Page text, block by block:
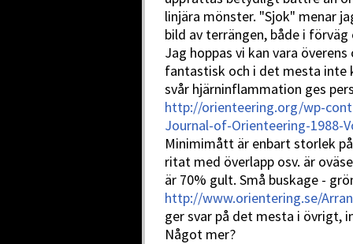
linjära mönster. "Sjok" menar
bild av terrängen, både i förväg
Jag hoppas vi kan vara
fantastisk och i det mesta inte
svår hjärninflammation ges
http://orienteering.org/wp-
Journal-of-Orienteering-1988-
Minimimått är enbart storlek
ritat med överlapp osv. är
är 70% gult. Små buskage -
http://www.orientering.se/
ger svar på det mesta i övrigt,
Något mer?